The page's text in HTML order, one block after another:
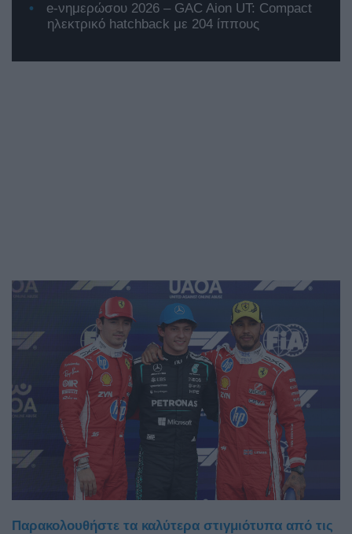
e-νημερώσου 2026 – GAC Aion UT: Compact
ηλεκτρικό hatchback με 204 ίππους
Παρακολουθήστε τα καλύτερα στιγμιότυπα από τις